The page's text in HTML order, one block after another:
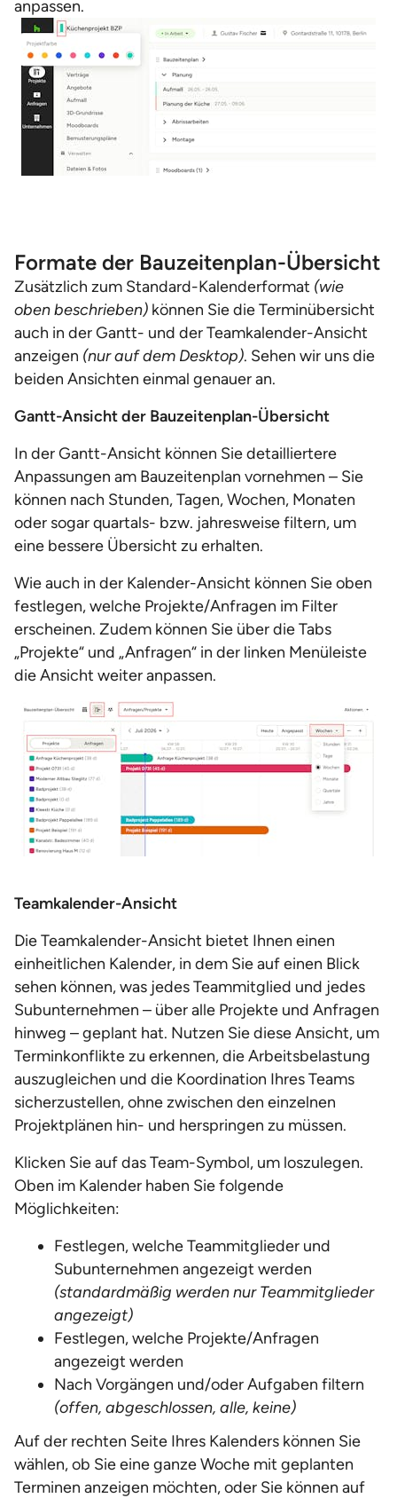
anpassen.
Formate der Bauzeitenplan-Übersicht
Zusätzlich zum Standard-Kalenderformat (wie
oben beschrieben) können Sie die Terminübersicht
auch in der Gantt- und der Teamkalender-Ansicht
anzeigen (nur auf dem Desktop). Sehen wir uns die
beiden Ansichten einmal genauer an.
Gantt-Ansicht der Bauzeitenplan-Übersicht
In der Gantt-Ansicht können Sie detailliertere
Anpassungen am Bauzeitenplan vornehmen – Sie
können nach Stunden, Tagen, Wochen, Monaten
oder sogar quartals- bzw. jahresweise filtern, um
eine bessere Übersicht zu erhalten.
Wie auch in der Kalender-Ansicht können Sie oben
festlegen, welche Projekte/Anfragen im Filter
erscheinen. Zudem können Sie über die Tabs
„Projekte“ und „Anfragen“ in der linken Menüleiste
die Ansicht weiter anpassen.
Teamkalender-Ansicht
Die Teamkalender-Ansicht bietet Ihnen einen
einheitlichen Kalender, in dem Sie auf einen Blick
sehen können, was jedes Teammitglied und jedes
Subunternehmen – über alle Projekte und Anfragen
hinweg – geplant hat. Nutzen Sie diese Ansicht, um
Terminkonflikte zu erkennen, die Arbeitsbelastung
auszugleichen und die Koordination Ihres Teams
sicherzustellen, ohne zwischen den einzelnen
Projektplänen hin- und herspringen zu müssen.
Klicken Sie auf das Team-Symbol, um loszulegen.
Oben im Kalender haben Sie folgende
Möglichkeiten:
Festlegen, welche Teammitglieder und
Subunternehmen angezeigt werden
(standardmäßig werden nur Teammitglieder
angezeigt)
Festlegen, welche Projekte/Anfragen
angezeigt werden
Nach Vorgängen und/oder Aufgaben filtern
(offen, abgeschlossen, alle, keine)
Auf der rechten Seite Ihres Kalenders können Sie
wählen, ob Sie eine ganze Woche mit geplanten
Terminen anzeigen möchten, oder Sie können auf